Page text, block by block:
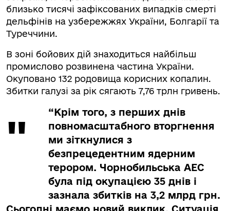
близько тисячі зафіксованих випадків смерті
дельфінів на узбережжях України, Болгарії та
Туреччини.
В зоні бойових дій знаходиться найбільш
промислово розвинена частина України.
Окуповано 132 родовища корисних копалин.
Збитки галузі за рік сягають 7,76 трлн гривень.
“Крім того, з перших днів
повномасштабного вторгнення
ми зіткнулися з
безпрецедентним ядерним
терором. Чорнобильська АЕС
була під окупацією 35 днів і
зазнала збитків на 3,2 млрд грн.